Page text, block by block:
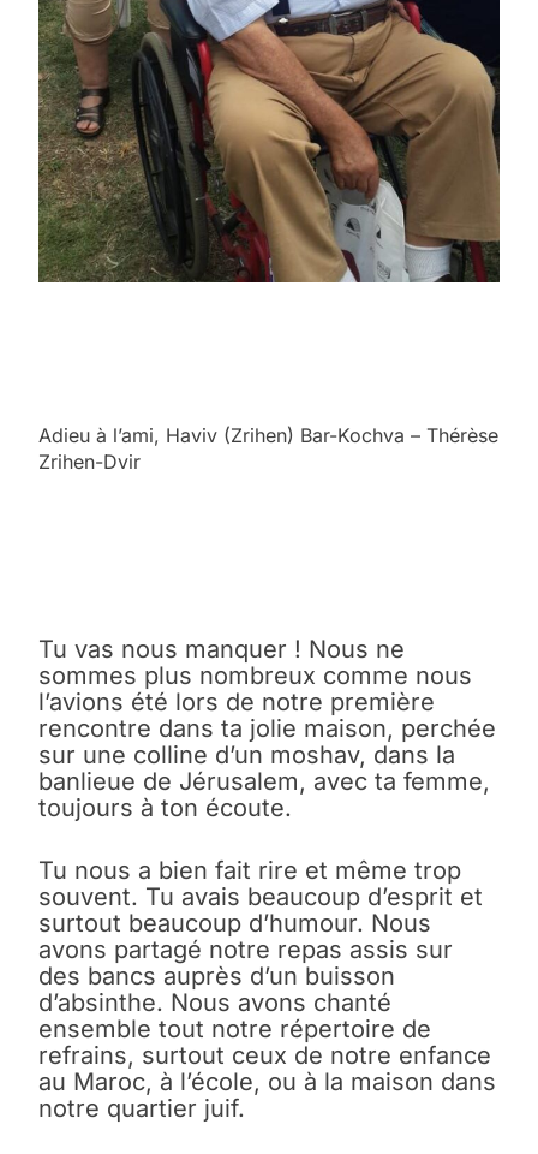
Adieu à l’ami, Haviv (Zrihen) Bar-Kochva – Thérèse
Zrihen-Dvir
Tu vas nous manquer ! Nous ne
sommes plus nombreux comme nous
l’avions été lors de notre première
rencontre dans ta jolie maison, perchée
sur une colline d’un moshav, dans la
banlieue de Jérusalem, avec ta femme,
toujours à ton écoute.
Tu nous a bien fait rire et même trop
souvent. Tu avais beaucoup d’esprit et
surtout beaucoup d’humour. Nous
avons partagé notre repas assis sur
des bancs auprès d’un buisson
d’absinthe. Nous avons chanté
ensemble tout notre répertoire de
refrains, surtout ceux de notre enfance
au Maroc, à l’école, ou à la maison dans
notre quartier juif.